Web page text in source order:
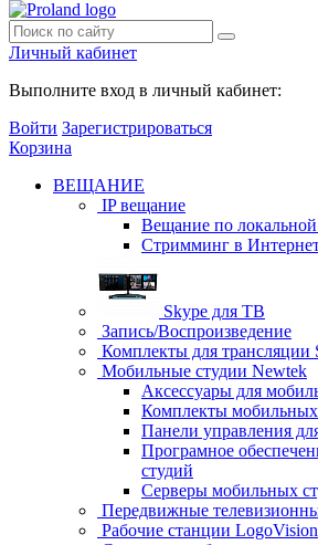
Личный кабинет
Выполните вход в личный кабинет:
Войти Зарегистрироваться
Корзина
ВЕЩАНИЕ
IP вещание
Вещание по локальной
Стримминг в
Skype для ТВ
Запись/Воспроизведение
Комплекты для трансляции
Мобильные студии Newtek
Аксессуары для
Комплекты мобильных
Панели управления
Програмное
студий
Серверы мобильных
Передвижные
Рабочие станции LogoVision